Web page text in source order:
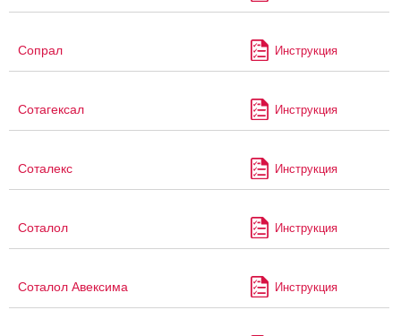
Сопрал Инструкция
Сотагексал Инструкция
Соталекс Инструкция
Соталол Инструкция
Соталол Авексима Инструкция